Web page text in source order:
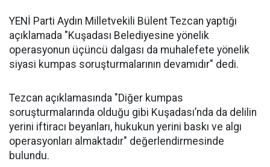
YENİ Parti Aydın Milletvekili Bülent Tezcan yaptığı
açıklamada "Kuşadası Belediyesine yönelik
operasyonun üçüncü dalgası da muhalefete yönelik
siyasi kumpas soruşturmalarının devamıdır" dedi.
Tezcan açıklamasında "Diğer kumpas
soruşturmalarında olduğu gibi Kuşadası’nda da delilin
yerini iftiracı beyanları, hukukun yerini baskı ve algı
operasyonları almaktadır" değerlendirmesinde
bulundu.